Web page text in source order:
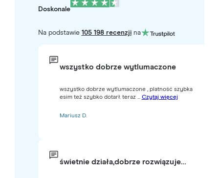
Doskonale
Na podstawie 105 198 recenzjina
wszystko dobrze wytlumaczone
wszystko dobrze wytlumaczone , platność szybka
esim też szybko dotarł. teraz ... Czytaj więcej
Mariusz D.
świetnie działa,dobrze rozwiązuje…